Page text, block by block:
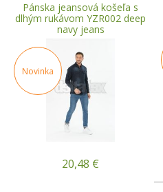
Pánska jeansová košeľa s
dlhým rukávom YZR002 deep
navy jeans
Novinka
20,48 €